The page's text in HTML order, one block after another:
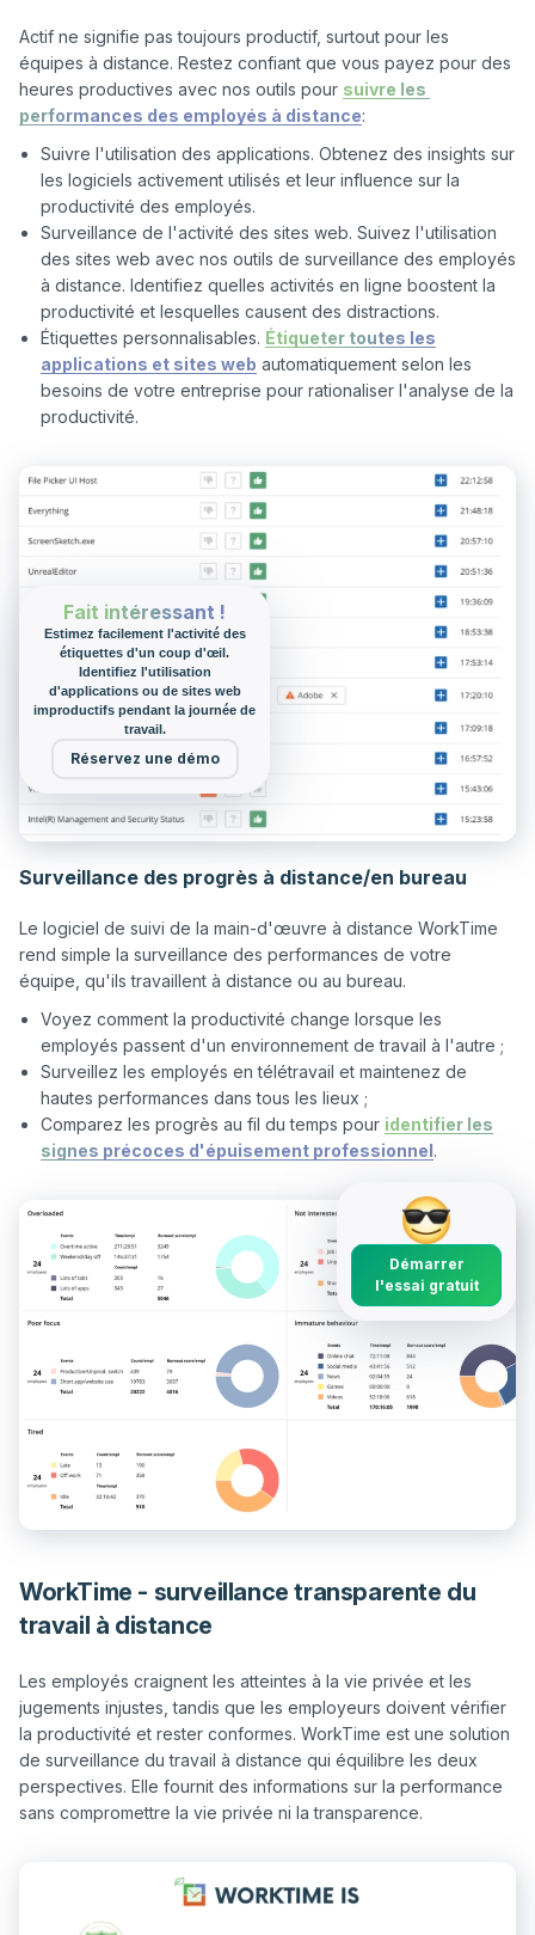
Actif ne signifie pas toujours productif, surtout pour les
équipes à distance. Restez confiant que vous payez pour des
heures productives avec nos outils pour suivre les
performances des employés à distance
Suivre l'utilisation des applications. Obtenez des insights sur
les logiciels activement utilisés et leur influence sur la
productivité des employés.
Surveillance de l'activité des sites web. Suivez l'utilisation
des sites web avec nos outils de surveillance des employés
à distance. Identifiez quelles activités en ligne boostent la
productivité et lesquelles causent des distractions.
Étiquettes personnalisables. Étiqueter toutes les
applications et sites web automatiquement selon les
besoins de votre entreprise pour rationaliser l'analyse de la
productivité.
Fait intéressant !
Estimez facilement l'activité des
étiquettes d'un coup d'œil.
Identifiez l'utilisation
d'applications ou de sites web
improductifs pendant la journée de
travail.
Réservez une démo
Surveillance des progrès à distance/en bureau
Le logiciel de suivi de la main-d'œuvre à distance WorkTime
rend simple la surveillance des performances de votre
Voyez comment la productivité change lorsque les
employés passent d'un environnement de travail à l'autre ;
Surveillez les employés en télétravail et maintenez de
hautes performances dans tous les lieux ;
Comparez les progrès au fil du temps pour identifier les
signes précoces d'épuisement professionnel.
Démarrer
l'essai gratuit
WorkTime - surveillance transparente du
travail à distance
Les employés craignent les atteintes à la vie privée et les
jugements injustes, tandis que les employeurs doivent vérifier
la productivité et rester conformes. WorkTime est une solution
de surveillance du travail à distance qui équilibre les deux
perspectives. Elle fournit des informations sur la performance